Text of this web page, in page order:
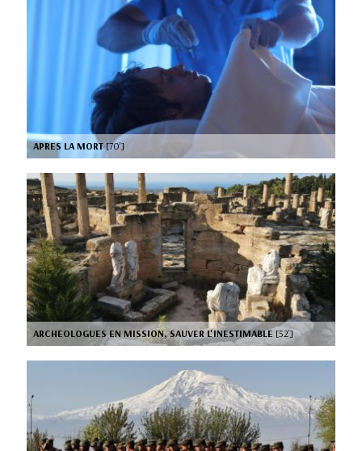
APRES LA MORT[70’]
ARCHEOLOGUES EN MISSION, SAUVER L'INESTIMABLE [52’]